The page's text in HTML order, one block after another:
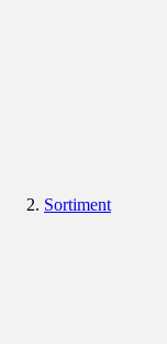
Sortiment